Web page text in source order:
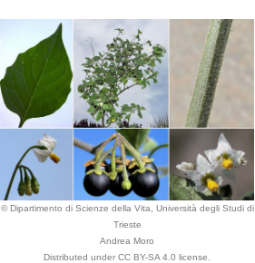
© Dipartimento di Scienze della Vita, Università degli Studi di
Trieste
Andrea Moro
Distributed under CC BY-SA 4.0 license.